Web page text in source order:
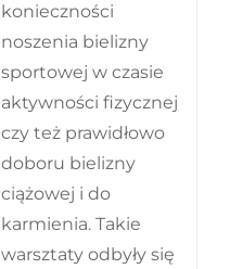
konieczności
noszenia bielizny
sportowej w czasie
aktywności fizycznej
czy też prawidłowo
doboru bielizny
ciążowej i do
karmienia. Takie
warsztaty odbyły się